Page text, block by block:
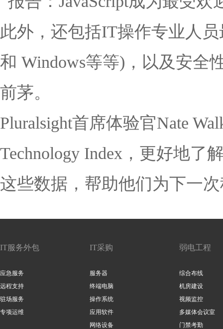
此外，还包括IT操作专业人
和 Windows等等)，以及安全
前茅。
Pluralsight首席体验官Nate
Technology Index，更好地了
这些数据，帮助他们为下一
IT服务外包
应急服务
远程支持
驻场服务
专项运维
IT采购
服务器
终端电脑
操作系统
应用软件
网络设备
弱电工程
综合布线
机房建设
视频监控
多媒体会议室
门禁考勤